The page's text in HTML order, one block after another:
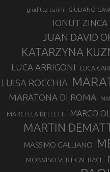
giuditta turini GIULIANO
IONUT ZINCA
JUAN DAVID
KATARZYNA
LUCA ARRIGONI LUCA
LUISA ROCCHIA
MARATONA DI ROMA
MARCELLA BELLETTI MARCO
MARTIN
MASSIMO GALLIANO
MONVISO VERTICAL RACE